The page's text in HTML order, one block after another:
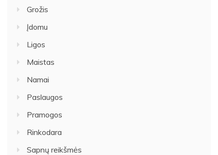
Grožis
Įdomu
Ligos
Maistas
Namai
Paslaugos
Pramogos
Rinkodara
Sapnų reikšmės